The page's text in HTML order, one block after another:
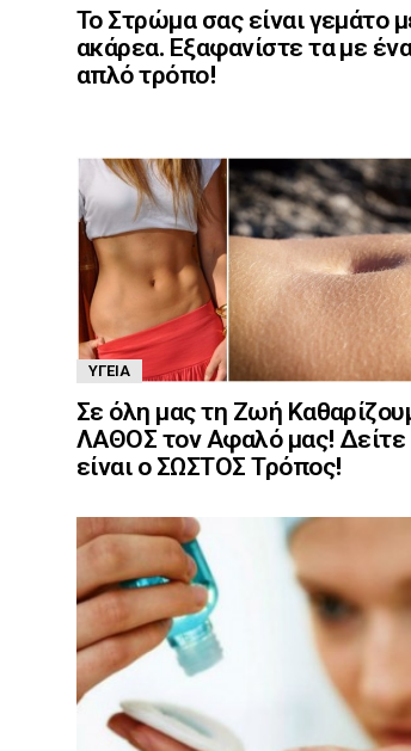
Το Στρώμα σας είναι γεμάτο
ακάρεα. Εξαφανίστε τα με
απλό τρόπο!
ΥΓΕΊΑ
Σε όλη μας τη Ζωή
ΛΑΘΟΣ τον Αφαλό μας! Δείτε
είναι ο ΣΩΣΤΟΣ Τρόπος!